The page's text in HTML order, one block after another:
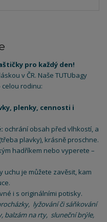
pro každý den!
v ČR. Naše TUTUbagy
rodinu:
plenky, cennosti i
ochrání obsah před vlhkostí, a
plavky), krásně proschne.
hadříkem nebo vyperete –
uchu je můžete zavěsit, kam
i s originálními potisky.
lyžování či sáňkování
balzám na rty, sluneční brýle,